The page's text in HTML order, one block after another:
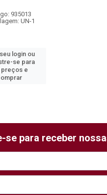
935013
UN-1
login ou
se para
preços e
se para receber